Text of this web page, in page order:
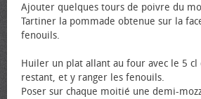
Ajouter quelques tours de poivre du
Tartiner la pommade obtenue sur la
fenouils.
Huiler un plat allant au four avec le 5
restant, et y ranger les fenouils.
Poser sur chaque moitié une demi-